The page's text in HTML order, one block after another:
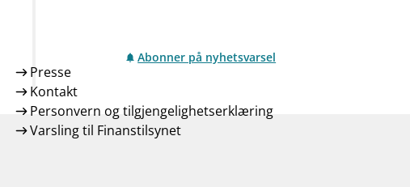
Abonner på nyhetsvarsel
Presse
Kontakt
Personvern og tilgjengelighetserklæring
Varsling til Finanstilsynet